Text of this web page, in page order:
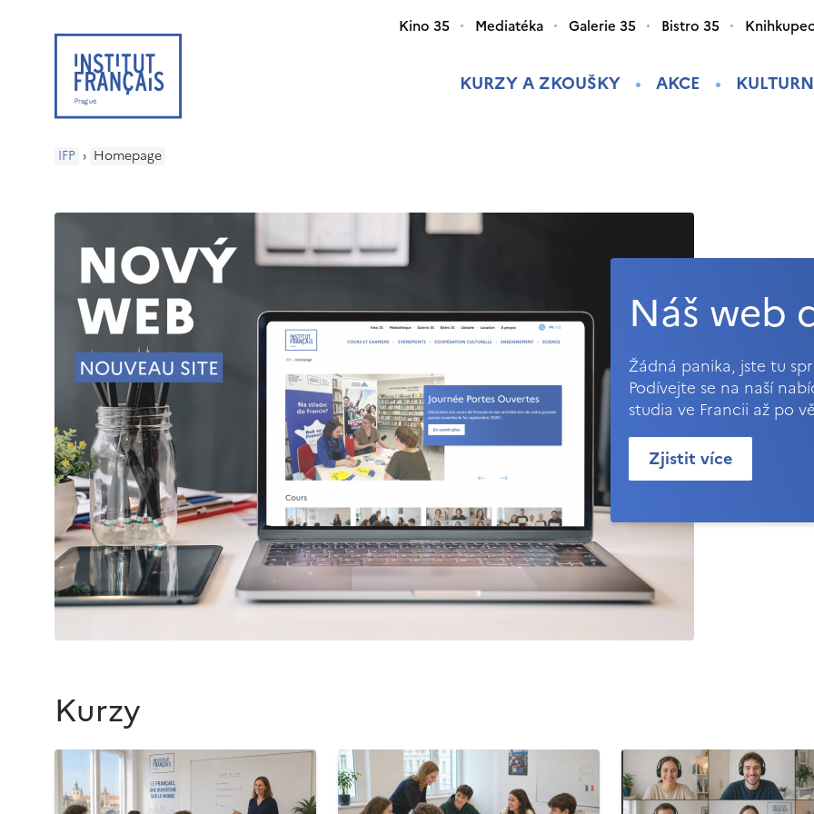
KURZY A ZKOUŠKY AKCE
Kino 35 Mediatéka Galerie 35 Bistro 35
IFP › Homepage
Náš web
Žádná panika, jste tu
Podívejte se na naší
studia ve Francii až po
Zjistit více
Kurzy